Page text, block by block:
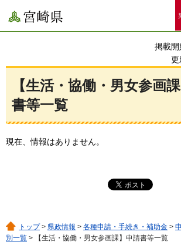
宮崎県
掲載
更
【生活・協働・男女参画
書等一覧
現在、情報はありません。
トップ> 県政情報 > 各種申請・手続き・補助金 >
別一覧 > 【生活・協働・男女参画課】申請書等一覧